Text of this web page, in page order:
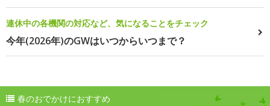
連休中の各機関の対応など、気になることをチェック
今年(2026年)のGWはいつからいつまで？
春のおでかけにおすすめ